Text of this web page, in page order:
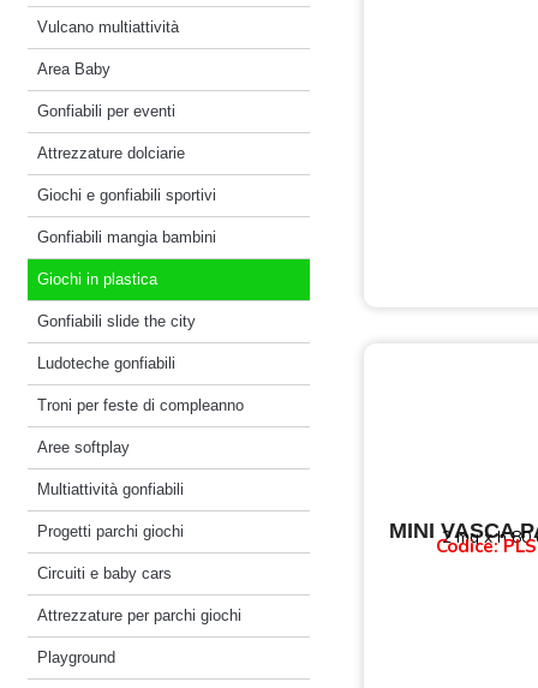
Vulcano multiattività
Area Baby
Gonfiabili per eventi
Attrezzature dolciarie
Giochi e gonfiabili sportivi
Gonfiabili mangia bambini
Giochi in plastica
Gonfiabili slide the city
Ludoteche gonfiabili
Troni per feste di compleanno
Aree softplay
Multiattività gonfiabili
Progetti parchi giochi
Circuiti e baby cars
Attrezzature per parchi giochi
Playground
MINI VASCA
2 mq x h 80
Codice: